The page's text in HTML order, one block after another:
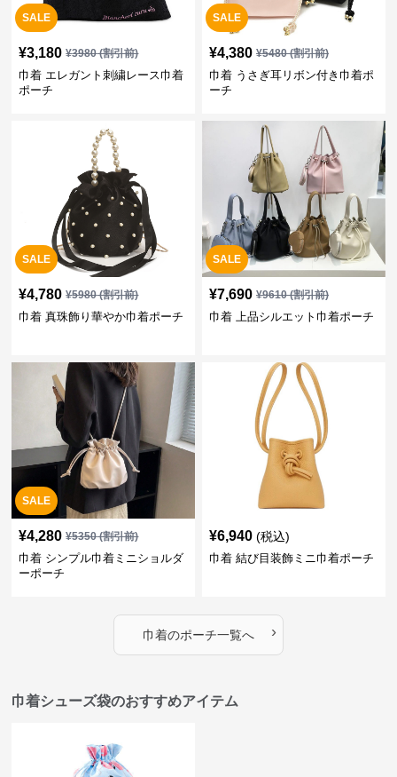
SALE
¥3,180 ¥3980(割引前)
巾着 エレガント刺繍レース巾着
ポーチ
SALE
¥4,380 ¥5480(割引前)
巾着 うさぎ耳リボン付き巾着ポ
ーチ
SALE
¥4,780 ¥5980(割引前)
巾着 真珠飾り華やか巾着ポーチ
SALE
¥7,690 ¥9610(割引前)
巾着 上品シルエット巾着ポーチ
SALE
¥4,280 ¥5350(割引前)
巾着 シンプル巾着ミニショルダ
ーポーチ
¥6,940 (税込)
巾着 結び目装飾ミニ巾着ポーチ
巾着のポーチ一覧へ ›
巾着シューズ袋のおすすめアイテム